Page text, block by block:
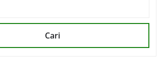
Cari